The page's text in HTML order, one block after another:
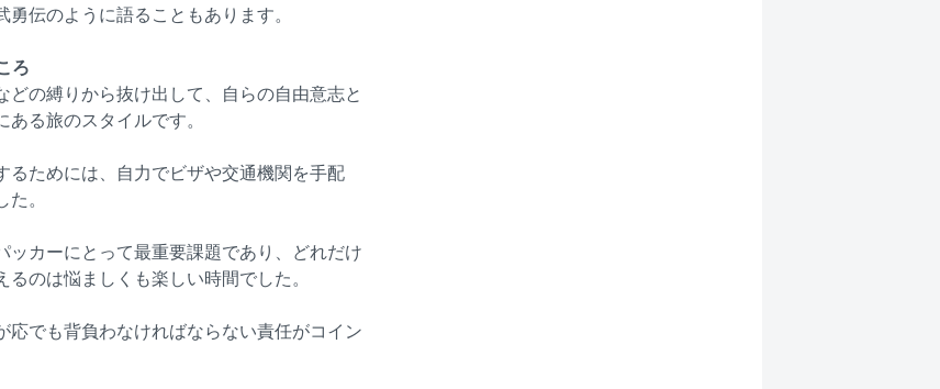
伝のように語ることもあります。
ろ
の縛りから抜け出して、自らの自由意志と
る旅のスタイルです。
ためには、自力でビザや交通機関を手配
。
カーにとって最重要課題であり、どれだけ
のは悩ましくも楽しい時間でした。
でも背負わなければならない責任がコイン